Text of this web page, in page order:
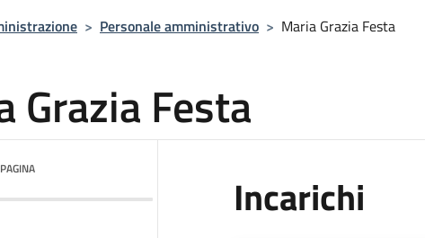
> Personale amministrativo > Maria Grazia Festa
Grazia Festa
Incarichi